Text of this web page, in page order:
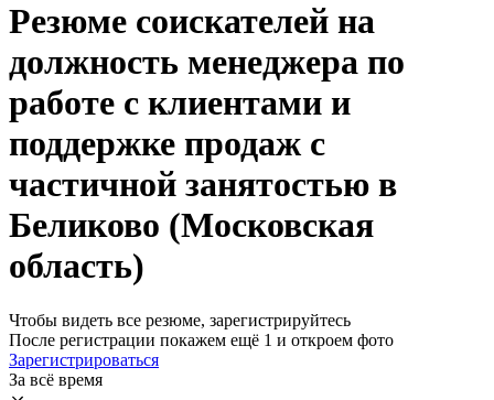
Резюме соискателей на
должность менеджера по
работе с клиентами и
поддержке продаж с
частичной занятостью в
Беликово (Московская
область)
Чтобы видеть все резюме, зарегистрируйтесь
После регистрации покажем ещё 1 и откроем фото
Зарегистрироваться
За всё время